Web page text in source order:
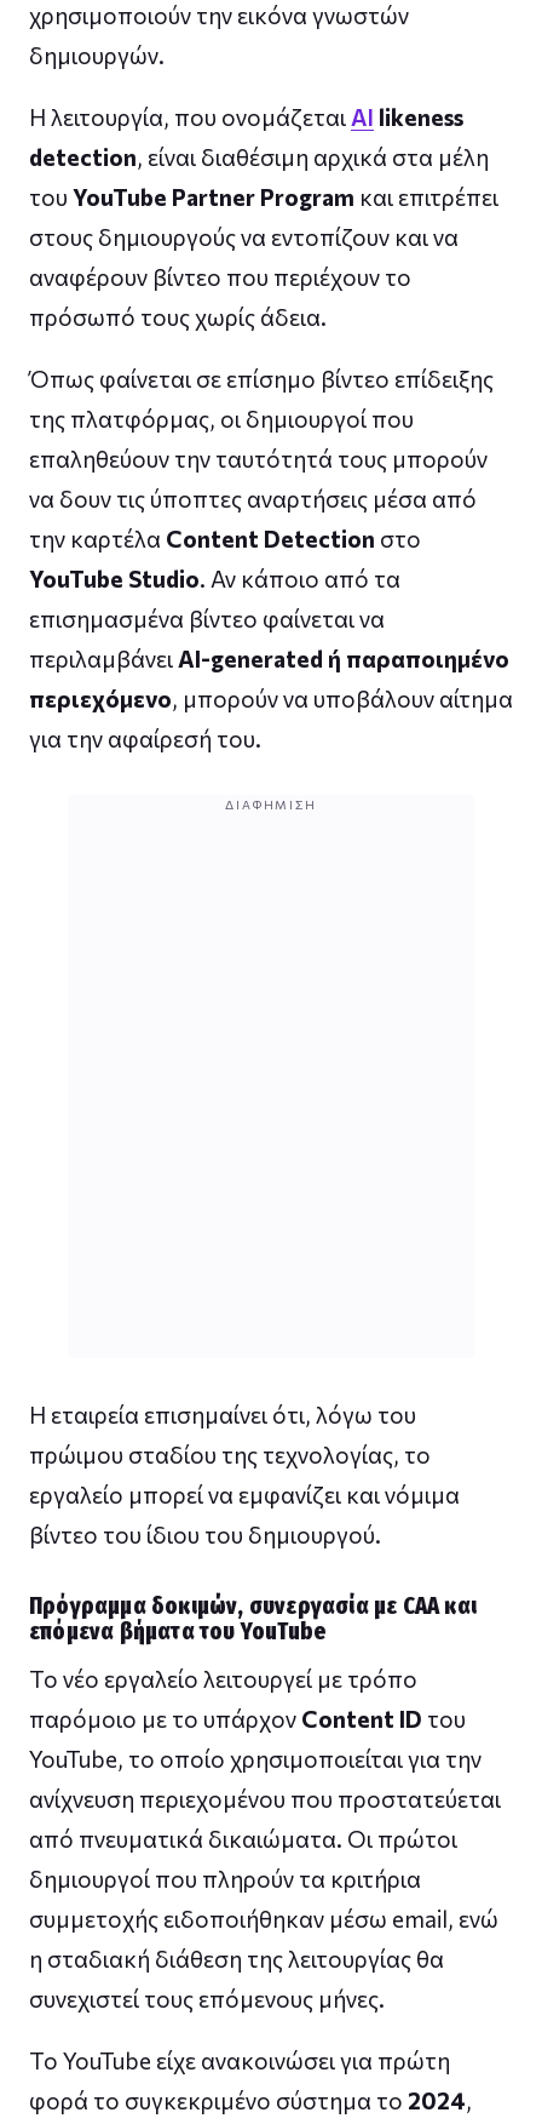
χρησιμοποιούν την εικόνα γνωστών
δημιουργών.
Η λειτουργία, που ονομάζεται AI likeness
detection, είναι διαθέσιμη αρχικά στα μέλη
του YouTube Partner Program και επιτρέπει
στους δημιουργούς να εντοπίζουν και να
αναφέρουν βίντεο που περιέχουν το
πρόσωπό τους χωρίς άδεια.
Όπως φαίνεται σε επίσημο βίντεο επίδειξης
της πλατφόρμας, οι δημιουργοί που
επαληθεύουν την ταυτότητά τους μπορούν
να δουν τις ύποπτες αναρτήσεις μέσα από
την καρτέλα Content Detection στο
YouTube Studio. Αν κάποιο από τα
επισημασμένα βίντεο φαίνεται να
περιλαμβάνειAI-generated ή παραποιημένο
περιεχόμενο, μπορούν να υποβάλουν αίτημα
για την αφαίρεσή του.
ΔΙΑΦΉΜΙΣΗ
Η εταιρεία επισημαίνει ότι, λόγω του
πρώιμου σταδίου της τεχνολογίας, το
εργαλείο μπορεί να εμφανίζει και νόμιμα
βίντεο του ίδιου του δημιουργού.
Πρόγραμμα δοκιμών, συνεργασία με CAA και
επόμενα βήματα του YouTube
Το νέο εργαλείο λειτουργεί με τρόπο
παρόμοιο με το υπάρχον Content ID του
YouTube, το οποίο χρησιμοποιείται για την
ανίχνευση περιεχομένου που προστατεύεται
από πνευματικά δικαιώματα. Οι πρώτοι
δημιουργοί που πληρούν τα κριτήρια
συμμετοχής ειδοποιήθηκαν μέσω email, ενώ
η σταδιακή διάθεση της λειτουργίας θα
συνεχιστεί τους επόμενους μήνες.
Το YouTube είχε ανακοινώσει για πρώτη
φορά το συγκεκριμένο σύστημα το 2024,